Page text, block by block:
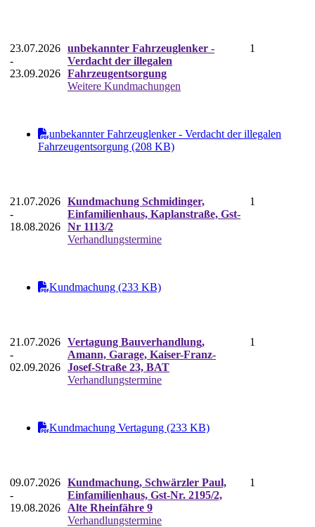
23.07.2026
-
23.09.2026
unbekannter Fahrzeuglenker -
Verdacht der illegalen
Fahrzeugentsorgung
Weitere Kundmachungen
1
unbekannter Fahrzeuglenker - Verdacht der illegalen
Fahrzeugentsorgung (208 KB)
21.07.2026
-
18.08.2026
Kundmachung Schmidinger,
Einfamilienhaus, Kaplanstraße, Gst-
Nr 1113/2
Verhandlungstermine
1
Kundmachung (233 KB)
21.07.2026
-
02.09.2026
Vertagung Bauverhandlung,
Amann, Garage, Kaiser-Franz-
Josef-Straße 23, BAT
Verhandlungstermine
1
Kundmachung Vertagung (233 KB)
09.07.2026
-
19.08.2026
Kundmachung, Schwärzler Paul,
Einfamilienhaus, Gst-Nr. 2195/2,
Alte Rheinfähre 9
Verhandlungstermine
1